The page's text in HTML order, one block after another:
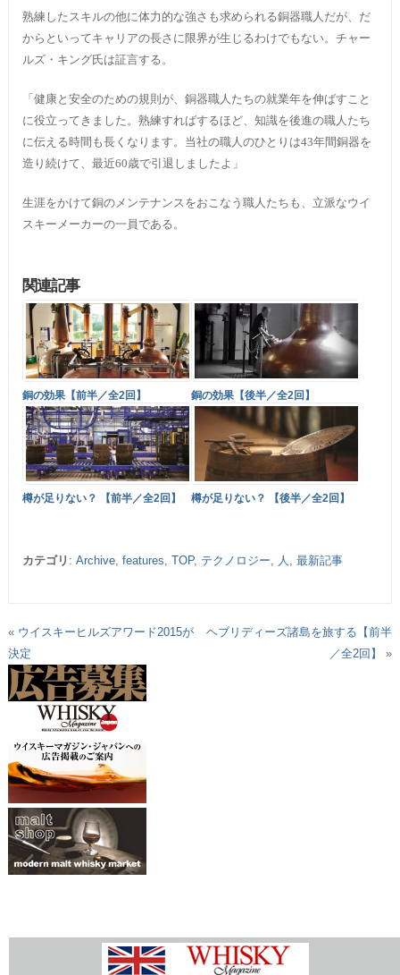
熟練したスキルの他に体力的な強さも求められる銅器職人だが、だ
からといってキャリアの長さに限界が生じるわけでもない。チャー
ルズ・キング氏は証言する。
「健康と安全のための規則が、銅器職人たちの就業年を伸ばすこと
に役立ってきました。熟練すればするほど、知識を後進の職人たち
に伝える時間も長くなります。当社の職人のひとりは43年間銅器を
造り続けて、最近60歳で引退しましたよ」
生涯をかけて銅のメンテナンスをおこなう職人たちも、立派なウイ
スキーメーカーの一員である。
関連記事
銅の効果【前半／全2回】 銅の効果【後半／全2回】
樽が足りない？ 【前半／全2回】 樽が足りない？ 【後半／全2回】
カテゴリ : Archive, features TOP, テクノロジー 人 最新記事
« ウイスキーヒルズアワード2015が
決定
ヘブリディーズ諸島を旅する【前半
／全2回】
»